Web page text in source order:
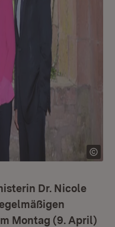
Dr. Nicole
Montag (9. April)